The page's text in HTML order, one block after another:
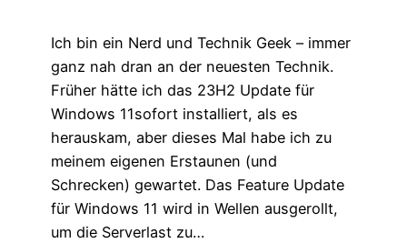
Ich bin ein Nerd und Technik Geek – immer
ganz nah dran an der neuesten Technik.
Früher hätte ich das 23H2 Update für
Windows 11sofort installiert, als es
herauskam, aber dieses Mal habe ich zu
meinem eigenen Erstaunen (und
Schrecken) gewartet. Das Feature Update
für Windows 11 wird in Wellen ausgerollt,
um die Serverlast zu…